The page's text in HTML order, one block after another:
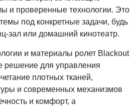
и проверенные технологии. Это
под конкретные задачи, будь
зал или домашний кинотеатр.
и материалы ролет Blackout
для управления
плотных тканей,
и современных механизмов
и комфорт, а